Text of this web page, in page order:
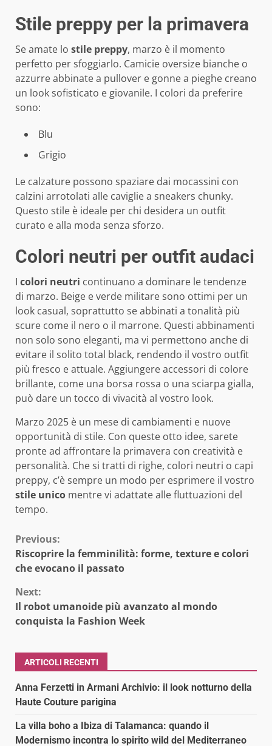
Stile preppy per la primavera
Se amate lo stile preppy, marzo è il momento
perfetto per sfoggiarlo. Camicie oversize bianche o
azzurre abbinate a pullover e gonne a pieghe creano
un look sofisticato e giovanile. I colori da preferire
sono:
Blu
Grigio
Le calzature possono spaziare dai mocassini con
calzini arrotolati alle caviglie a sneakers chunky.
Questo stile è ideale per chi desidera un outfit
curato e alla moda senza sforzo.
Colori neutri per outfit audaci
I colori neutri continuano a dominare le tendenze
di marzo. Beige e verde militare sono ottimi per un
look casual, soprattutto se abbinati a tonalità più
scure come il nero o il marrone. Questi abbinamenti
non solo sono eleganti, ma vi permettono anche di
evitare il solito total black, rendendo il vostro outfit
più fresco e attuale. Aggiungere accessori di colore
brillante, come una borsa rossa o una sciarpa gialla,
può dare un tocco di vivacità al vostro look.
Marzo 2025 è un mese di cambiamenti e nuove
opportunità di stile. Con queste otto idee, sarete
pronte ad affrontare la primavera con creatività e
personalità. Che si tratti di righe, colori neutri o capi
preppy, c’è sempre un modo per esprimere il vostro
stile unico mentre vi adattate alle fluttuazioni del
tempo.
Continue
Reading
Previous:
Riscoprire la femminilità: forme, texture e colori
che evocano il passato
Next:
Il robot umanoide più avanzato al mondo
conquista la Fashion Week
ARTICOLI RECENTI
Anna Ferzetti in Armani Archivio: il look notturno della
Haute Couture parigina
La villa boho a Ibiza di Talamanca: quando il
Modernismo incontra lo spirito wild del Mediterraneo